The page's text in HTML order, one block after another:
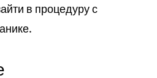
в процедуру с